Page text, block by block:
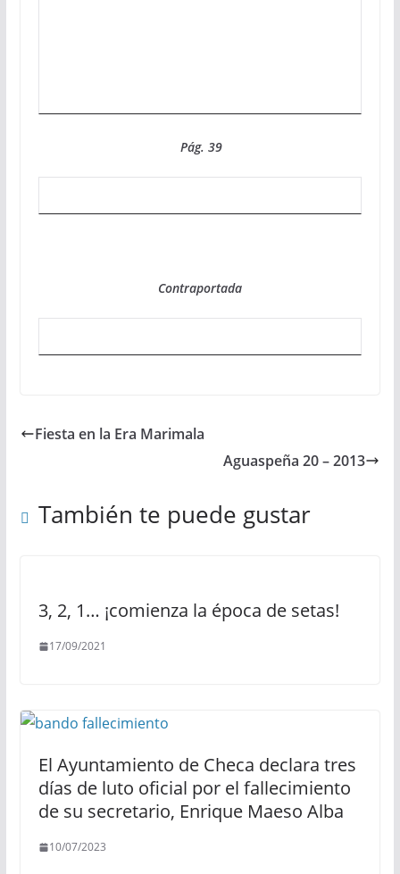
Pág. 39
Contraportada
Fiesta en la Era Marimala
Aguaspeña 20 – 2013
También te puede gustar
3, 2, 1… ¡comienza la época de setas!
17/09/2021
El Ayuntamiento de Checa declara tres
días de luto oficial por el fallecimiento
de su secretario, Enrique Maeso Alba
10/07/2023